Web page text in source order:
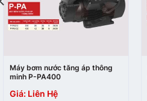
Máy bơm nước tăng áp thông
minh P-PA400
Giá: Liên Hệ